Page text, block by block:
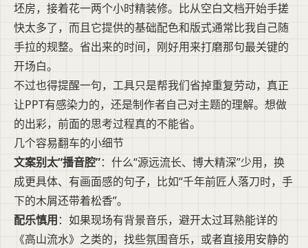
坯房，接着花一两个小时精装修。比从空白文档开始手搓
快太多了，而且它提供的基础配色和版式通常比我自己随
手拉的规整。省出来的时间，刚好用来打磨那句最关键的
开场白。
不过也得提醒一句，工具只是帮我们省掉重复劳动，真正
让PPT有感染力的，还是制作者自己对主题的理解。想做
的出彩，前面的思考过程真的不能省。
几个容易翻车的小细节
文案别太“播音腔”：什么“源远流长、博大精深”少用，换
成更具体、有画面感的句子，比如“千年前匠人落刀时，手
下的木屑还带着松香”。
配乐慎用：如果现场有背景音乐，避开太过耳熟能详的
《高山流水》之类的，找些氛围音乐，或者直接用安静的